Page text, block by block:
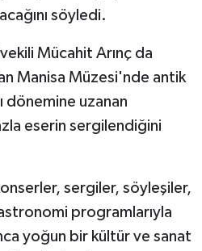
söyledi.
Mücahit Arınç da
Manisa Müzesi'nde antik
dönemine uzanan
eserin sergilendiğini
sergiler, söyleşiler,
programlarıyla
yoğun bir kültür ve sanat